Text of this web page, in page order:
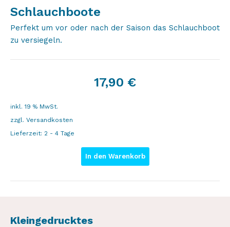
Schlauchboote
Perfekt um vor oder nach der Saison das Schlauchboot
zu versiegeln.
17,90 €
inkl. 19 % MwSt.
zzgl. Versandkosten
Lieferzeit: 2 - 4 Tage
In den Warenkorb
Kleingedrucktes